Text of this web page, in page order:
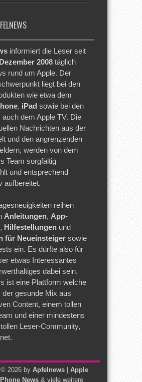
informiert die Leser seit
2008 täglich
rund um Apple. Der
liegt bei den
wie etwa dem
, iPad sowie bei den
auch dem Apple TV. Die
Nachrichten aus der
und den angrenzenden
werden von dem
Team sorgfältig
und entsprechend
aufbereitet.
reihen
Anleitungen, App-
, Hilfestellungen und
für Neueinsteiger sowie
ein. Es dürfte also für
etwas Interessantes
dabei sein.
ist eine Plattform welche
der gesunde Mix aus
Content, einem tollen
und einer mindestens
Leser-Community,
2026 by Apfelnews
Apple
News & viele weitere